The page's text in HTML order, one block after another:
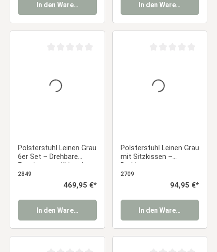
In den Warenkorb In den Warenkorb
Polsterstuhl Leinen Grau
6er Set – Drehbare
Esszimmerstühle mit
Armlehnen & Polsterung
2849
Regulärer Preis:
469,95 €*
In den Warenkorb
Polsterstuhl Leinen Grau
mit Sitzkissen –
Drehbarer
Armlehnenstuhl mit
Holzgestell Essstuhl
2709
Regulärer Preis:
94,95 €*
In den Warenkorb